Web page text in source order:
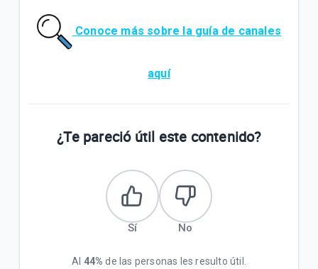
Conoce más sobre la guía de canales
aquí
¿Te pareció útil este contenido?
Sí No
Al 44% de las personas les resulto útil.